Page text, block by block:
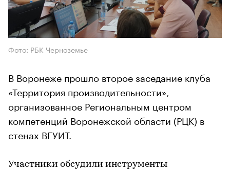
Фото: РБК Черноземье
В Воронеже прошло второе заседание клуба
«Территория производительности»,
организованное Региональным центром
компетенций Воронежской области (РЦК) в
стенах ВГУИТ.
Участники обсудили инструменты